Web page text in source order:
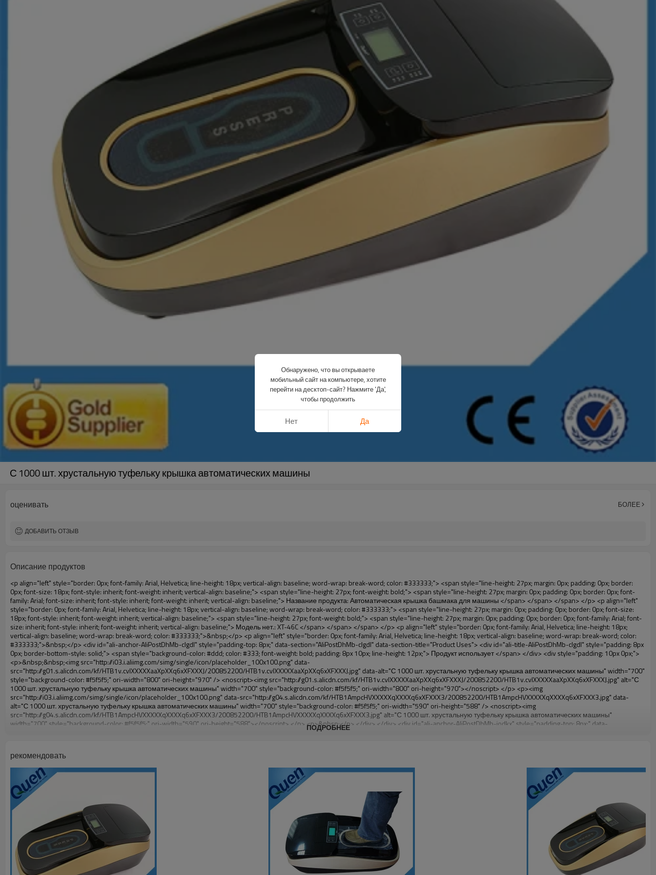
С 1000 шт. хрустальную туфельку крышка автоматических машины
оценивать БОЛЕЕ
ДОБАВИТЬ ОТЗЫВ
Описание продуктов
<p align="left" style="border: 0px; font-family: Arial, Helvetica; line-height: 18px; vertical-align: baseline; word-wrap: break-word; color: #333333;"> <span style="line-height: 27px; margin: 0px; padding: 0px; border: 0px; font-size: 18px; font-style: inherit; font-weight: inherit; vertical-align: baseline;"> <span style="line-height: 27px; font-weight: bold;"> <span style="line-height: 27px; margin: 0px; padding: 0px; border: 0px; font-family: Arial; font-size: inherit; font-style: inherit; font-weight: inherit; vertical-align: baseline;"> Название продукта: Автоматическая крышка башмака для машины </span> </span> </span> </p> <p align="left" style="border: 0px; font-family: Arial, Helvetica; line-height: 18px; vertical-align: baseline; word-wrap: break-word; color: #333333;"> <span style="line-height: 27px; margin: 0px; padding: 0px; border: 0px; font-size: 18px; font-style: inherit; font-weight: inherit; vertical-align: baseline;"> <span style="line-height: 27px; font-weight: bold;"> <span style="line-height: 27px; margin: 0px; padding: 0px; border: 0px; font-family: Arial; font-size: inherit; font-style: inherit; font-weight: inherit; vertical-align: baseline;"> Модель нет.: XT-46C </span> </span> </span> </p> <p align="left" style="border: 0px; font-family: Arial, Helvetica; line-height: 18px; vertical-align: baseline; word-wrap: break-word; color: #333333;">&nbsp;</p> <p align="left" style="border: 0px; font-family: Arial, Helvetica; line-height: 18px; vertical-align: baseline; word-wrap: break-word; color: #333333;">&nbsp;</p> <div id="ali-anchor-AliPostDhMb-clgdl" style="padding-top: 8px;" data-section="AliPostDhMb-clgdl" data-section-title="Product Uses"> <div id="ali-title-AliPostDhMb-clgdl" style="padding: 8px 0px; border-bottom-style: solid;"> <span style="background-color: #ddd; color: #333; font-weight: bold; padding: 8px 10px; line-height: 12px;"> Продукт использует </span> </div> <div style="padding: 10px 0px;"> <p>&nbsp;&nbsp;<img src="http://i03.i.aliimg.com/simg/single/icon/placeholder_100x100.png" data-src="http://g01.s.alicdn.com/kf/HTB1v.cvIXXXXXaaXpXXq6xXFXXXJ/200852200/HTB1v.cvIXXXXXaaXpXXq6xXFXXXJ.jpg" data-alt="С 1000 шт. хрустальную туфельку крышка автоматических машины" width="700" style="background-color: #f5f5f5;" ori-width="800" ori-height="970" /> <noscript><img src="http://g01.s.alicdn.com/kf/HTB1v.cvIXXXXXaaXpXXq6xXFXXXJ/200852200/HTB1v.cvIXXXXXaaXpXXq6xXFXXXJ.jpg" alt="С 1000 шт. хрустальную туфельку крышка автоматических машины" width="700" style="background-color: #f5f5f5;" ori-width="800" ori-height="970"></noscript> </p> <p><img src="http://i03.i.aliimg.com/simg/single/icon/placeholder_100x100.png" data-src="http://g04.s.alicdn.com/kf/HTB1AmpcHVXXXXXqXXXXq6xXFXXX3/200852200/HTB1AmpcHVXXXXXqXXXXq6xXFXXX3.jpg" data-alt="С 1000 шт. хрустальную туфельку крышка автоматических машины" width="700" style="background-color: #f5f5f5;" ori-width="590" ori-height="588" /> <noscript><img src="http://g04.s.alicdn.com/kf/HTB1AmpcHVXXXXXqXXXXq6xXFXXX3/200852200/HTB1AmpcHVXXXXXqXXXXq6xXFXXX3.jpg" alt="С 1000 шт. хрустальную туфельку крышка автоматических машины" width="700" style="background-color: #f5f5f5;" ori-width="590" ori-height="588"></noscript> </p> <p>&nbsp;</p> </div> </div> <div id="ali-anchor-AliPostDhMb-iodkx" style="padding-top: 8px;" data-section="AliPostDhMb-iodkx" data-section-title="Technology"> <div id="ali-title-AliPostDhMb-iodkx" style="padding: 8px 0px; border-bottom-style: solid;"> <span style="background-color: #ddd; color: #333; font-weight: bold; padding: 8px 10px; line-height: 12px;"> Технологии </span> </div> <div style="padding: 10px 0px;"> <p>&nbsp;</p> <p style="background-color: #f5f5f5;"> <span style="line-height: normal; font-family: Arial;"> Это Автоматическая крышка башмака для машины использует принцип, что <span style="line-height: 21px; color: #0000ff;"> <strong> <span style="line-height: 21px; color: #99cc00;"> <em> T </em> </span> </strong> </span> </span> <strong> <span style="line-height: 21px; color: #99cc00;"> <em> <span style="line-height: normal; font-family: Arial;"> Hermo термоусадочная пленка будет сокращаться в </span> </em> </span> </strong> </p> <p style="background-color: #f5f5f5;"> <span style="line-height: 21px; font-size: 14px;"> <strong> <em> <span style="line-height: normal; font-family: Arial; color: #99cc00;"> Надлежащей температуре </span> </em> </strong> <span style="line-height: normal; font-family: Arial;"> <strong> <em> <span style="line-height: 21px; color: #99cc00;"> . </span> </em> </strong> Полный различные технологии от другие крышка </span> <span style="line-height: normal; font-family: Arial;"> Машина </span> <span style="line-height: normal; font-family: Arial;"> . </span> </span> </p> <p style="background-color: #f5f5f5;"> <span style="line-height: 21px; font-size: 14px;"> <span style="line-height: normal; font-family: Arial;"> Он может <span style="line-height: 21px; color: #0000ff;"> </span> </span> <em> <span style="line-height: normal; font-weight: bold; font-family: Arial; color: #99cc00;"> Автоматически </span> </em> <span style="line-height: normal; font-family: Arial;"> <em> <span style="line-height: 21px; color: #99cc00;"> </span> </em> Выходы и порезы фильм ПВХ и </span> <em> <span style="line-height: normal; font-weight: bold; font-family: Arial; color: #99cc00;"> Обеспечить горячего воздуха. </span> </em> </span> </p> <p style="background-color: #f5f5f5;"><br> <strong> <span style="line-height: 21px; font-size: 14px;"> <span style="line-height: normal; font-family: Arial;"> Это </span> <span style="line-height: 18px;"> <span style="line-height: normal; font-family: Arial;"> Только три </span> </span> <span style="line-height: normal; font-family: Arial;"> Секунд, чтобы сделать пленка ПВХ в обуви и обертывания людей обувь </span> <span style="line-height: normal; font-family: Arial;"> . </span> </span> </strong> </p> <p style="background-color: #f5f5f5;">&nbsp;</p> <p style="background-color: #f5f5f5;">&nbsp;</p> <p style="background-color: #f5f5f5;"> <strong> <span style="line-height: 36px; color: #99cc00; font-size: 24px;"> <em> <span style="line-height: 21px;"> <span style="line-height: normal; font-family: Arial;"> Автоматическая крышка башмака для машины </span> </span> </em> </span> </strong> </p> <p style="background-color: #f5f5f5;"> <span style="line-height: 27px; font-size: 18px; color: #99cc00;"> <em> <span style="line-height: 21px;"> <span style="line-height: normal; font-family: Arial;"> Чтобы обеспечить чистую окружающей среды! </span> </span> </em> </span> </p> </div> </div> <p align="left" style="border: 0px; font-family: Arial, Helvetica; line-height: 18px; vertical-align: baseline; word-wrap: break-word; color: #333333;">&nbsp;</p> <p style="border: 0px; font-family: Arial, Helvetica, sans-serif; font-size: 14px; line-height: 26.6000003814697px; vertical-align: baseline; word-wrap: break-word; color: #333333;">&nbsp;</p> <div id="ali-anchor-AliPostDhMb-1epqd" style="padding-top: 8px;" data-section="AliPostDhMb-1epqd" data-section-title="Product Description"> <div id="ali-title-AliPostDhMb-1epqd" style="padding: 8px 0px; border-bottom-style: solid;"> <span style="background-color: #ddd; color: #333; font-weight: bold; padding: 8px 10px; line-height: 12px;"> Описание продукта </span> </div> <div style="padding: 10px 0px;"> <p>&nbsp;&nbsp;<img src="http://i03.i.aliimg.com/simg/single/icon/placeholder_100x100.png" data-src="http://g01.s.alicdn.com/kf/HTB18lcbIXXXXXbEXVXXq6xXFXXXF/200852200/HTB18lcbIXXXXXbEXVXXq6xXFXXXF.jpg" data-alt="С 1000 шт. хрустальную туфельку крышка автоматических машины" width="700" style="background-color: #f5f5f5;" ori-width="785" ori-height="559" /> <noscript><img src="http://g01.s.alicdn.com/kf/HTB18lcbIXXXXXbEXVXXq6xXFXXXF/200852200/HTB18lcbIXXXXXbEXVXXq6xXFXXXF.jpg" alt="С 1000 шт. хрустальную туфельку крышка автоматических машины" width="700" style="background-color: #f5f5f5;" ori-width="785" ori-height="559"></noscript> </p> <p><img src="http://i03.i.aliimg.com/simg/single/icon/placeholder_100x100.png" data-src="http://g04.s.alicdn.com/kf/HTB1t2oxIXXXXXXOXpXXq6xXFXXXF/200852200/HTB1t2oxIXXXXXXOXpXXq6xXFXXXF.jpg" data-alt="С 1000 шт. хрустальную туфельку крышка автоматических машины" width="700" style="background-color: #f5f5f5;" ori-width="800" ori-height="654" /> <noscript><img src="http://g04.s.alicdn.com/kf/HTB1t2oxIXXXXXXOXpXXq6xXFXXXF/200852200/HTB1t2oxIXXXXXXOXpXXq6xXFXXXF.jpg" alt="С 1000 шт. хрустальную туфельку крышка автоматических машины" width="700" style="background-color: #f5f5f5;" ori-width="800" ori-height="654"></noscript> </p> </div> </div> <div id="ali-anchor-AliPostDhMb-jfxjh" style="padding-top: 8px;" data-section="AliPostDhMb-jfxjh" data-section-title="Product Advantages"> <div id="ali-title-AliPostDhMb-jfxjh" style="padding: 8px 0px; border-bottom-style: solid;"> <span style="background-color: #ddd; color: #333; font-weight: bold; padding: 8px 10px; line-height: 12px;"> Преимущества продукта </span> </div> <div style="padding: 10px 0px;"> <p>&nbsp;</p> <table class="aliDataTable" style="width: 600px; height: 436px;"><tbody> <tr style="height: 34.35pt;" align="left"><td style="width: 598pt;" colspan="2" valign="center"><p> <span style="line-height: normal; font-weight: bold; font-size: 12pt; font-family: Arial;"> Преимущество Квэн крышка башмака для машины: </span> </p></td></tr> <tr style="height: 53.95pt;" align="left"> <td style="width: 181.85pt;" valign="
ПОДРОБНЕЕ
рекомендовать
Обнаружено, что вы открываете
мобильный сайт на компьютере, хотите
перейти на десктоп-сайт? Нажмите 'Да',
чтобы продолжить
Нет Да